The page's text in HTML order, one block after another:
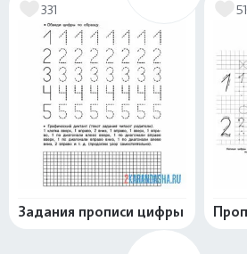
331
Задания прописи цифры